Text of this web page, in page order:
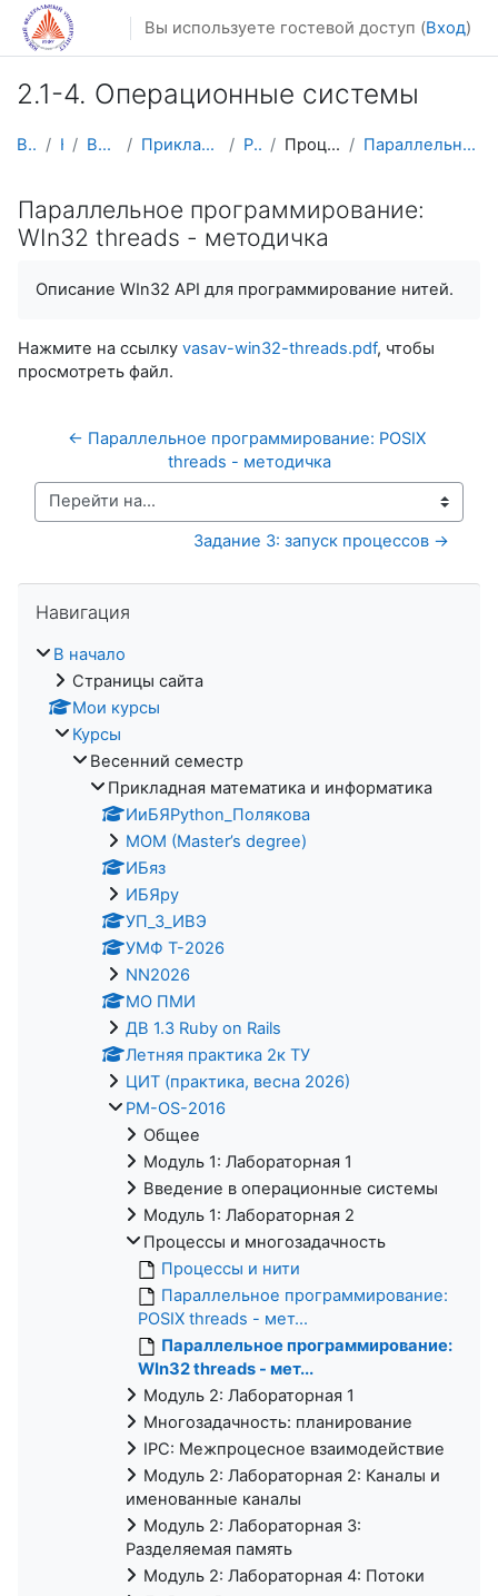
Перейти к основному содержанию
Вы используете гостевой доступ (Вход)
2.1-4. Операционные системы
В начало Курсы Весенний семестр Прикладная математика и информатика PM-OS-2016 Процессы и многозадачность Параллельное программирование: WIn32 threads - мет...
Параллельное программирование:
WIn32 threads - методичка
Описание WIn32 API для программирование нитей.
Нажмите на ссылку vasav-win32-threads.pdf, чтобы
просмотреть файл.
← Параллельное программирование: POSIX
threads - методичка
Перейти на...
Задание 3: запуск процессов →
Навигация
В начало
Страницы сайта
Мои курсы
Курсы
Весенний семестр
Прикладная математика и информатика
ИиБЯPython_Полякова
MOM (Master’s degree)
ИБяз
ИБЯpy
УП_3_ИВЭ
УМФ Т-2026
NN2026
МО ПМИ
ДВ 1.3 Ruby on Rails
Летняя практика 2к ТУ
ЦИТ (практика, весна 2026)
PM-OS-2016
Общее
Модуль 1: Лабораторная 1
Введение в операционные системы
Модуль 1: Лабораторная 2
Процессы и многозадачность
Процессы и нити
Параллельное программирование:
POSIX threads - мет...
Параллельное программирование:
WIn32 threads - мет...
Модуль 2: Лабораторная 1
Многозадачность: планирование
IPC: Межпроцесное взаимодействие
Модуль 2: Лабораторная 2: Каналы и
именованные каналы
Модуль 2: Лабораторная 3:
Разделяемая память
Модуль 2: Лабораторная 4: Потоки